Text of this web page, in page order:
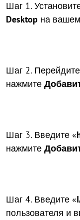
Шаг 1.
Desktop на
Шаг 2.
нажмите
Шаг 3. Введите «
нажмите
Шаг 4. Введите «
пользователя и